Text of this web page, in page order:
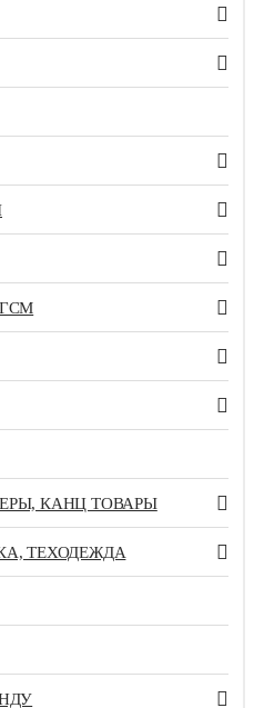
КАНЦ ТОВАРЫ
ТЕХОДЕЖДА